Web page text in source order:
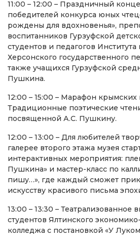
11:00 – 12:00 – Праздничный
победителей конкурса юных
рождены для вдохновенья»,
воспитанников Гурзуфской
студентов и педагогов Института
Херсонского государственного
также учащихся Гурзуфской
Пушкина.
12:00 – 15:00 – Марафон крымских
Традиционные поэтические
посвященной А.С. Пушкину.
12:00 – 13:00 – Для любителей
галерее второго этажа музея
интерактивных мероприятия:
Пушкина» и мастер-класс по
пишу…», где каждый сможет
искусству красивого письма
13:00 – 13:30 – Театрализованное
студентов Ялтинского
колледжа с постановкой «У